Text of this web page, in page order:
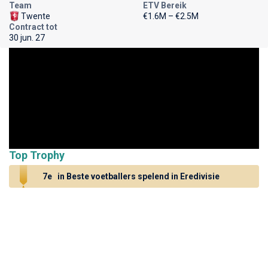
Team
Twente
ETV Bereik
€1.6M – €2.5M
Contract tot
30 jun. 27
Top Trophy
7e in Beste voetballers spelend in Eredivisie